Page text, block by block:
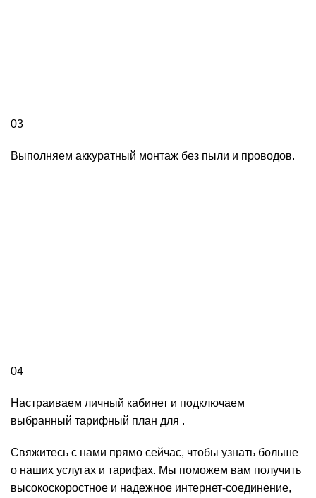
03
Выполняем аккуратный монтаж без пыли и проводов.
04
Настраиваем личный кабинет и подключаем
выбранный тарифный план для .
Свяжитесь с нами прямо сейчас, чтобы узнать больше
о наших услугах и тарифах. Мы поможем вам получить
высокоскоростное и надежное интернет-соединение,